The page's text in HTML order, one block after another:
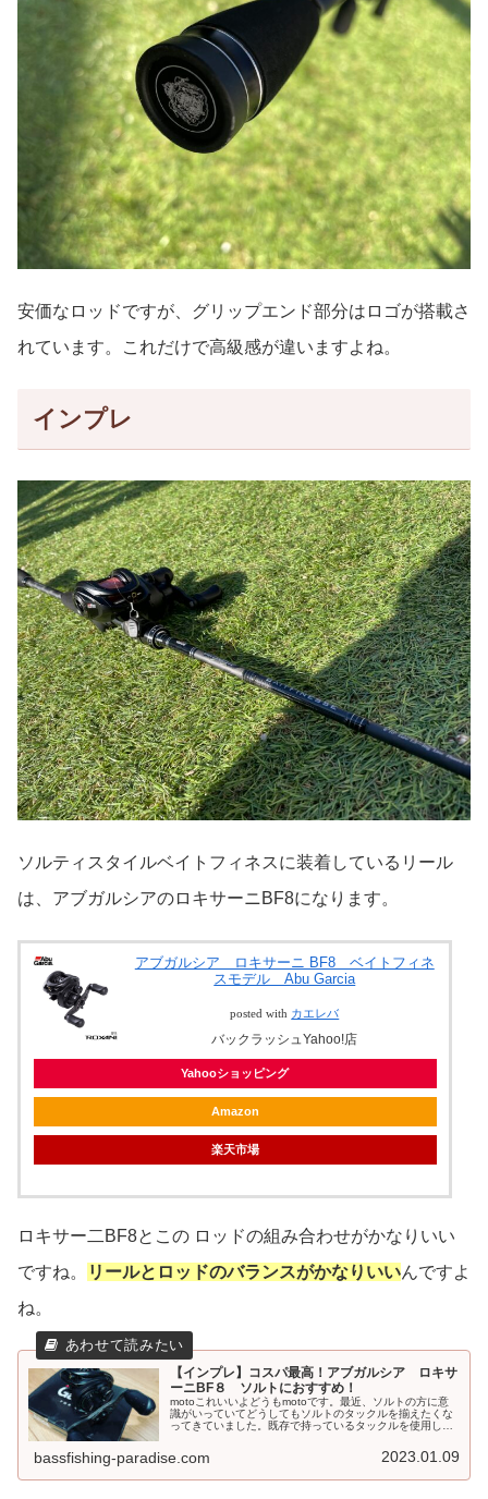
安価なロッドですが、グリップエンド部分はロゴが搭載さ
れています。これだけで高級感が違いますよね。
インプレ
ソルティスタイルベイトフィネスに装着しているリール
は、アブガルシアのロキサーニBF8になります。
アブガルシア ロキサーニ BF8 ベイトフィネ
スモデル Abu Garcia
posted with カエレバ
バックラッシュYahoo!店
Yahooショッピング
Amazon
楽天市場
ロキサー二BF8とこの ロッドの組み合わせがかなりいい
ですね。
リールとロッドのバランスがかなりいいんですよ
ね。
【インプレ】コスパ最高！アブガルシア ロキサ
ーニBF８ ソルトにおすすめ！
motoこれいいよどうもmotoです。最近、ソルトの方に意
識がいっていてどうしてもソルトのタックルを揃えたくな
ってきていました。既存で持っているタックルを使用して
bassfishing-paradise.com 2023.01.09